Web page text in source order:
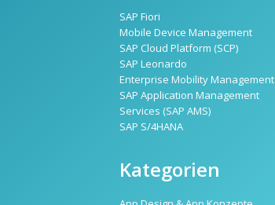
SAP Fiori
Mobile Device Management
SAP Cloud Platform (SCP)
SAP Leonardo
Enterprise Mobility Management
SAP Application Management
Services (SAP AMS)
SAP S/4HANA
Kategorien